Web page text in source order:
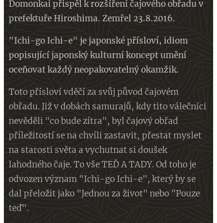
Domonkai přispěl k rozšíření čajového obřadu v
prefektuře Hiroshima. Zemřel 23.8.2016.
"Ichi-go Ichi-e" je japonské přísloví, idiom
popisující japonský kulturní koncept umění
oceňovat každý neopakovatelný okamžik.
Toto přísloví vděčí za svůj původ čajovém
obřadu. Již v dobách samurajů, kdy tito válečníci
nevěděli "co bude zítra", byl čajový obřad
příležitostí se na chvíli zastavit, přestat myslet
na starosti světa a vychutnat si doušek
lahodného čaje. To vše TEĎ A TADY. Od toho je
odvozen význam "Ichi-go Ichi-e", který by se
dal přeložit jako "Jednou za život" nebo "Pouze
teď".